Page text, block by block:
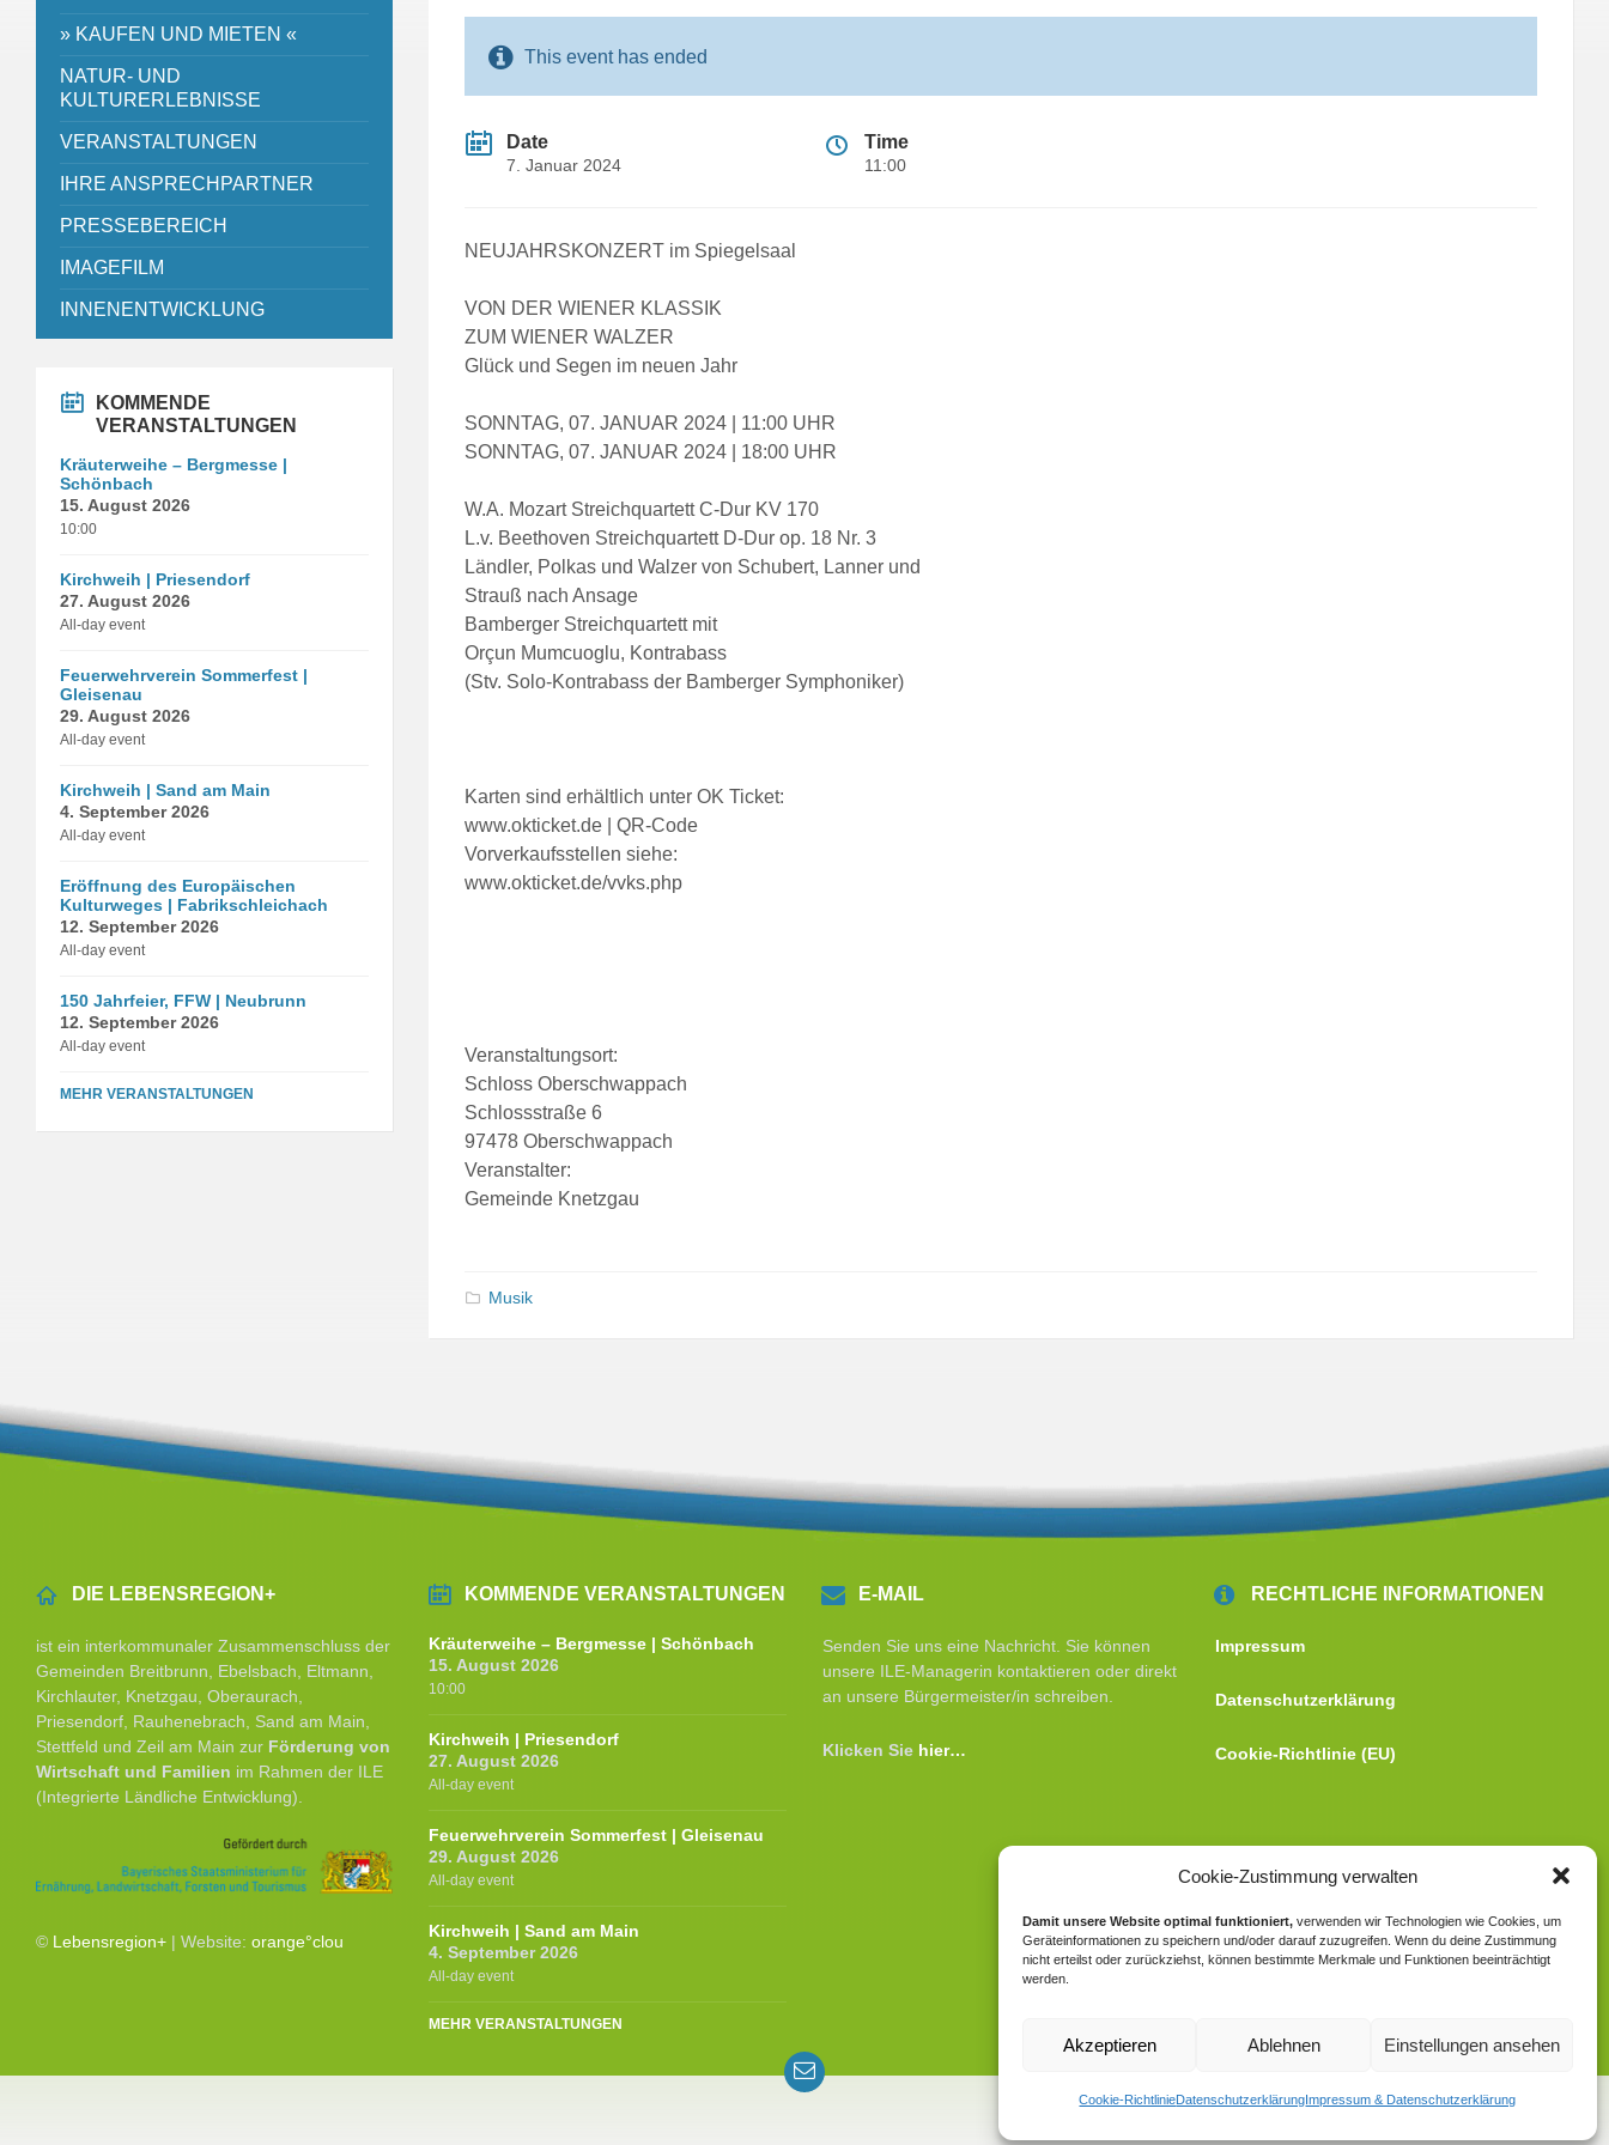
Cookie-Zustimmung verwalten
Damit unsere Website optimal funktioniert, verwenden wir Technologien wie Cookies, um
Geräteinformationen zu speichern und/oder darauf zuzugreifen. Wenn du deine Zustimmung
nicht erteilst oder zurückziehst, können bestimmte Merkmale und Funktionen beeinträchtigt
werden.
Akzeptieren Ablehnen Einstellungen ansehen
Cookie-RichtlinieDatenschutzerklärungImpressum & Datenschutzerklärung
This event has ended
Date
7. Januar 2024
Time
11:00
NEUJAHRSKONZERT im Spiegelsaal
VON DER WIENER KLASSIK
ZUM WIENER WALZER
Glück und Segen im neuen Jahr
SONNTAG, 07. JANUAR 2024 | 11:00 UHR
SONNTAG, 07. JANUAR 2024 | 18:00 UHR
W.A. Mozart Streichquartett C-Dur KV 170
L.v. Beethoven Streichquartett D-Dur op. 18 Nr. 3
Ländler, Polkas und Walzer von Schubert, Lanner und
Strauß nach Ansage
Bamberger Streichquartett mit
Orçun Mumcuoglu, Kontrabass
(Stv. Solo-Kontrabass der Bamberger Symphoniker)
Karten sind erhältlich unter OK Ticket:
www.okticket.de | QR-Code
Vorverkaufsstellen siehe:
www.okticket.de/vvks.php
Veranstaltungsort:
Schloss Oberschwappach
Schlossstraße 6
97478 Oberschwappach
Veranstalter:
Gemeinde Knetzgau
Musik
» KAUFEN UND MIETEN «
NATUR- UND
KULTURERLEBNISSE
VERANSTALTUNGEN
IHRE ANSPRECHPARTNER
PRESSEBEREICH
IMAGEFILM
INNENENTWICKLUNG
KOMMENDE
VERANSTALTUNGEN
Kräuterweihe – Bergmesse |
Schönbach
15. August 2026
10:00
Kirchweih | Priesendorf
27. August 2026
All-day event
Feuerwehrverein Sommerfest |
Gleisenau
29. August 2026
All-day event
Kirchweih | Sand am Main
4. September 2026
All-day event
Eröffnung des Europäischen
Kulturweges | Fabrikschleichach
12. September 2026
All-day event
150 Jahrfeier, FFW | Neubrunn
12. September 2026
All-day event
MEHR VERANSTALTUNGEN
DIE LEBENSREGION+
ist ein interkommunaler Zusammenschluss der
Gemeinden Breitbrunn, Ebelsbach, Eltmann,
Kirchlauter, Knetzgau, Oberaurach,
Priesendorf, Rauhenebrach, Sand am Main,
Stettfeld und Zeil am Main zur Förderung von
Wirtschaft und Familien im Rahmen der ILE
(Integrierte Ländliche Entwicklung).
© Lebensregion+ | Website: orange°clou
KOMMENDE VERANSTALTUNGEN
Kräuterweihe – Bergmesse | Schönbach
15. August 2026
10:00
Kirchweih | Priesendorf
27. August 2026
All-day event
Feuerwehrverein Sommerfest | Gleisenau
29. August 2026
All-day event
Kirchweih | Sand am Main
4. September 2026
All-day event
MEHR VERANSTALTUNGEN
E-MAIL
Senden Sie uns eine Nachricht. Sie können
unsere ILE-Managerin kontaktieren oder direkt
an unsere Bürgermeister/in schreiben.
Klicken Sie hier…
RECHTLICHE INFORMATIONEN
Impressum
Datenschutzerklärung
Cookie-Richtlinie (EU)
Email